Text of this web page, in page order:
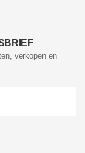
verkopen en